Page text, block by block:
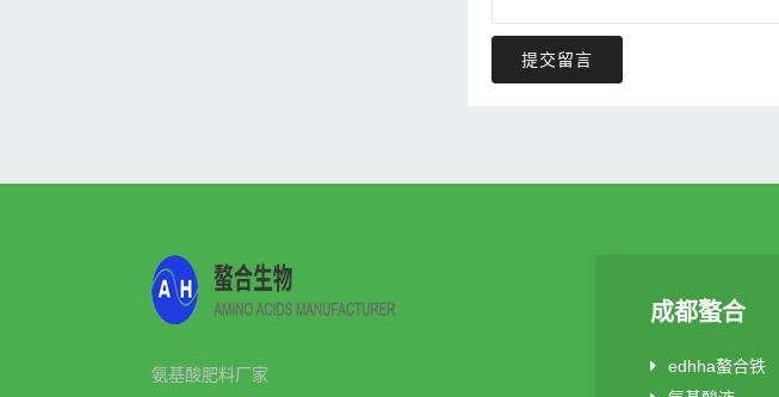
提交留言
氨基酸肥料厂家
成都螯合
edhha螯合铁